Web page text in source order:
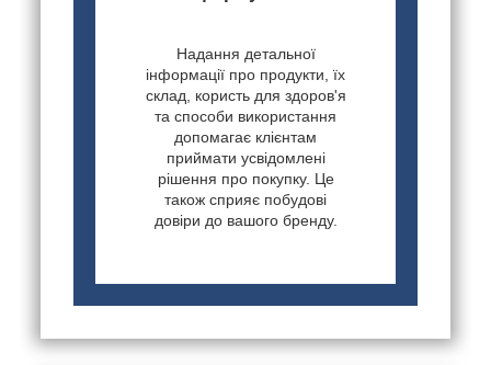
Надання детальної
інформації про продукти, їх
склад, користь для здоров'я
та способи використання
допомагає клієнтам
приймати усвідомлені
рішення про покупку. Це
також сприяє побудові
довіри до вашого бренду.